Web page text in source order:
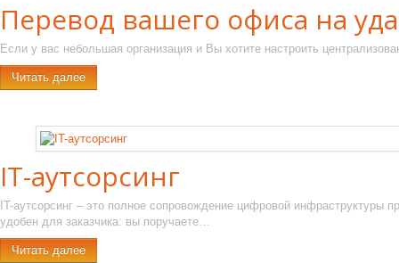
Перевод вашего офиса на
Если у вас небольшая организация и Вы хотите настроить
Читать далее
IT-аутсорсинг
IT-аутсорсинг – это полное сопровождение цифровой инфраструктуры
удобен для заказчика: вы поручаете…
Читать далее